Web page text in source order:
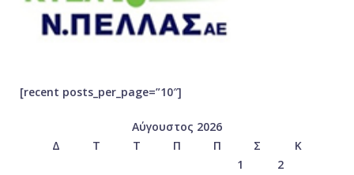
[recent posts_per_page=”10″]
Αύγουστος 2026
Δ
Τ Τ Π Π Σ
Κ
1
2